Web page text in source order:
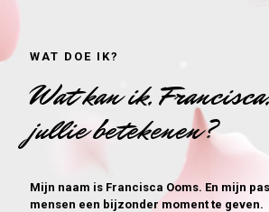
WAT DOE IK?
Wat kan ik,
jullie betekenen?
Mijn naam is Francisca Ooms. En mijn
mensen een bijzonder moment te geven.